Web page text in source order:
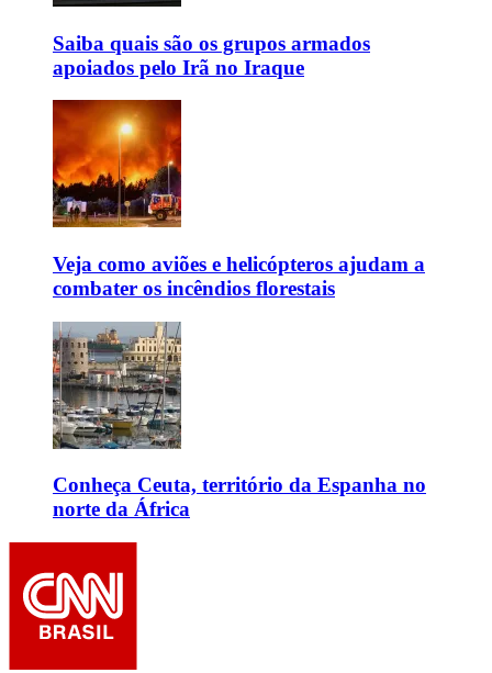
Saiba quais são os grupos armados
apoiados pelo Irã no Iraque
Veja como aviões e helicópteros ajudam a
combater os incêndios florestais
Conheça Ceuta, território da Espanha no
norte da África